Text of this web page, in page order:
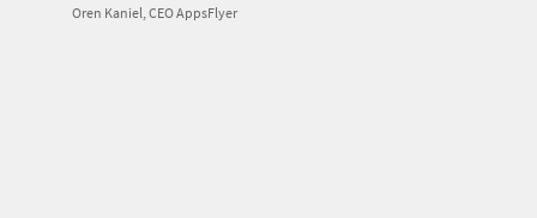
Oren Kaniel, CEO AppsFlyer